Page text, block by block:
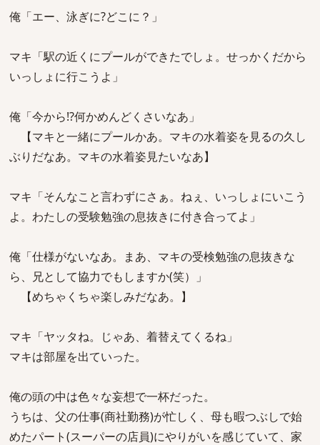
俺「エー、泳ぎに?どこに？」
マキ「駅の近くにプールができたでしょ。せっかくだから
いっしょに行こうよ」
俺「今から!?何かめんどくさいなあ」
【マキと一緒にプールかあ。マキの水着姿を見るの久し
ぶりだなあ。マキの水着姿見たいなあ】
マキ「そんなこと言わずにさぁ。ねぇ、いっしょにいこう
よ。わたしの受験勉強の息抜きに付き合ってよ」
俺「仕様がないなあ。まあ、マキの受検勉強の息抜きな
ら、兄として協力でもしますか(笑）」
【めちゃくちゃ楽しみだなあ。】
マキ「ヤッタね。じゃあ、着替えてくるね」
マキは部屋を出ていった。
俺の頭の中は色々な妄想で一杯だった。
うちは、父の仕事(商社勤務)が忙しく、母も暇つぶしで始
めたパート(スーパーの店員)にやりがいを感じていて、家